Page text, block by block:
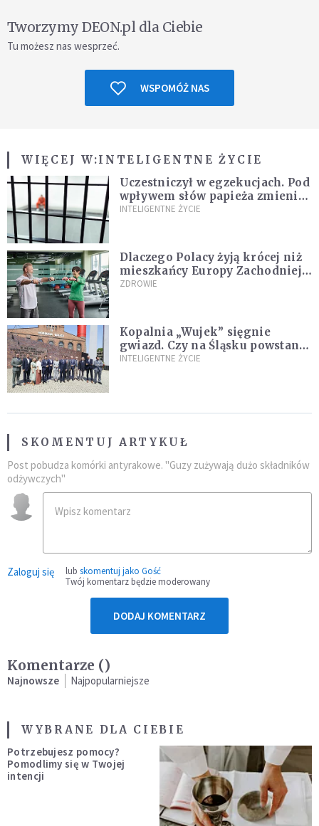
Tworzymy DEON.pl dla Ciebie
Tu możesz nas wesprzeć.
WSPOMÓŻ NAS
WIĘCEJ W:INTELIGENTNE ŻYCIE
Uczestniczył w egzekucjach. Pod
wpływem słów papieża zmienił
zdanie
INTELIGENTNE ŻYCIE
Dlaczego Polacy żyją krócej niż
mieszkańcy Europy Zachodniej?
Ekspertka wskazuje główne
ZDROWIE
Kopalnia „Wujek” sięgnie
gwiazd. Czy na Śląsku powstanie
„Dolina Krzemowa”?
INTELIGENTNE ŻYCIE
SKOMENTUJ ARTYKUŁ
Post pobudza komórki antyrakowe. "Guzy zużywają dużo składników
odżywczych"
Zaloguj się lub skomentuj jako Gość
Twój komentarz będzie moderowany
DODAJ KOMENTARZ
Komentarze ()
Najnowsze Najpopularniejsze
WYBRANE DLA CIEBIE
Potrzebujesz pomocy?
Pomodlimy się w Twojej
intencji